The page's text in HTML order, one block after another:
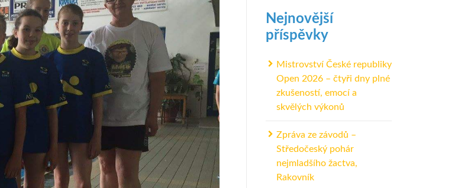
Nejnovější
příspěvky
Mistrovství České republiky
Open 2026 – čtyři dny plné
zkušeností, emocí a
skvělých výkonů
Zpráva ze závodů –
Středočeský pohár
nejmladšího žactva,
Rakovník